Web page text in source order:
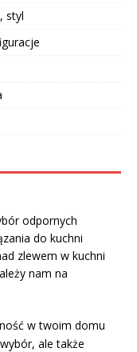
styl
odpornych
do kuchni
zlewem w kuchni
nam na
w twoim domu
ale także